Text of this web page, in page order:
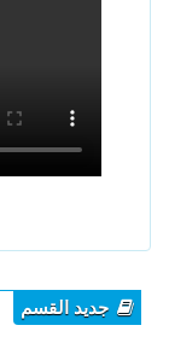
جديد القسم